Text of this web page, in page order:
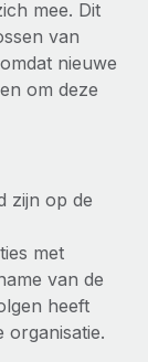
mee. Dit
van
nieuwe
om deze
zijn op de
met
van de
heeft
organisatie.